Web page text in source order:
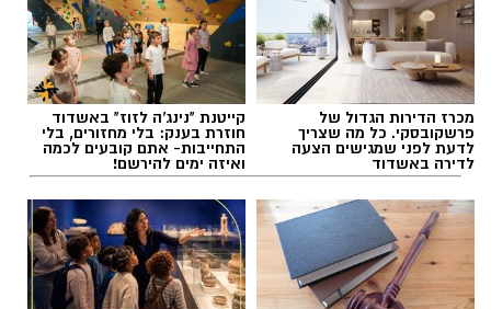
תוכן שיווקי / 17:20 06.08.26
תגים:מפקח תמ"א
מכרז הדירות הגדול של
פרשקובסקי. כל מה שצריך
לדעת לפני שמגישים הצעה
לדירה באשדוד
קייטנת "נינג'ה לזוז" באשדוד
חוזרת בענק: בלי מחזורים, בלי
התחייבות- אתם קובעים לכמה
ואיזה ימים להירשם!